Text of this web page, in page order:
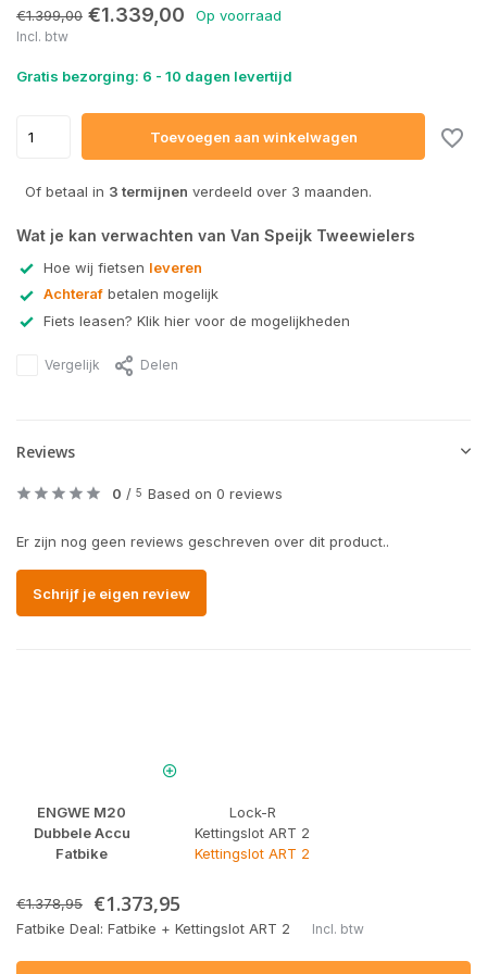
€1.399,00 €1.339,00 Op voorraad
Incl. btw
Gratis bezorging: 6 - 10 dagen levertijd
Toevoegen aan winkelwagen
Of betaal in 3 termijnen verdeeld over 3 maanden.
Wat je kan verwachten van Van Speijk Tweewielers
Hoe wij fietsen leveren
Achteraf betalen mogelijk
Fiets leasen? Klik hier voor de mogelijkheden
Vergelijk Delen
Reviews
0 / 5 Based on 0 reviews
Er zijn nog geen reviews geschreven over dit product..
Schrijf je eigen review
ENGWE M20
Dubbele Accu
Fatbike
Lock-R
Kettingslot ART 2
Kettingslot ART 2
€1.378,95 €1.373,95
Fatbike Deal: Fatbike + Kettingslot ART 2 Incl. btw